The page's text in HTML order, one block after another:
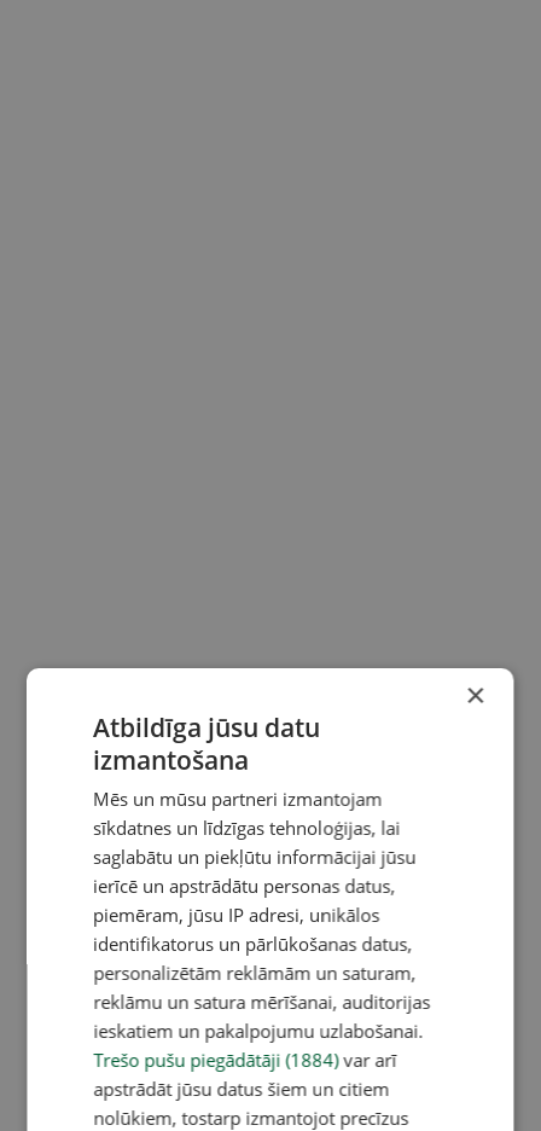
×
Atbildīga jūsu datu
izmantošana
Mēs un mūsu partneri izmantojam
sīkdatnes un līdzīgas tehnoloģijas, lai
saglabātu un piekļūtu informācijai jūsu
ierīcē un apstrādātu personas datus,
piemēram, jūsu IP adresi, unikālos
identifikatorus un pārlūkošanas datus,
personalizētām reklāmām un saturam,
reklāmu un satura mērīšanai, auditorijas
ieskatiem un pakalpojumu uzlabošanai.
Trešo pušu piegādātāji (1884)var arī
apstrādāt jūsu datus šiem un citiem
nolūkiem, tostarp izmantojot precīzus